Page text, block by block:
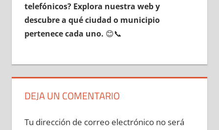
telefónicos? Explora nuestra web у
descubre а qué ciudad ο municipio
pertenece cada uno. 😊📞
DEJA UN COMENTARIO
Tu dirección de correo electrónico no será